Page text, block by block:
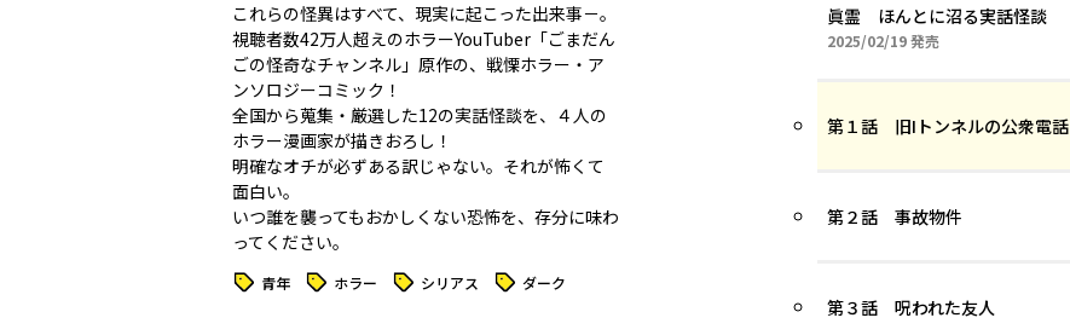
これらの怪異はすべて、現実に起こった出来事－。
視聴者数42万人超えのホラーYouTuber「ごまだん
ごの怪奇なチャンネル」原作の、戦慄ホラー・ア
ンソロジーコミック！
全国から蒐集・厳選した12の実話怪談を、４人の
ホラー漫画家が描きおろし！
明確なオチが必ずある訳じゃない。それが怖くて
面白い。
いつ誰を襲ってもおかしくない恐怖を、存分に味わ
ってください。
タグ 青年 タグ ホラー タグ シリアス タグ ダーク
眞霊 ほんとに沼る実話怪談
2025/02/192025年02月19日
発売
第１話 旧Iトンネルの公衆電話
第２話 事故物件
第３話 呪われた友人